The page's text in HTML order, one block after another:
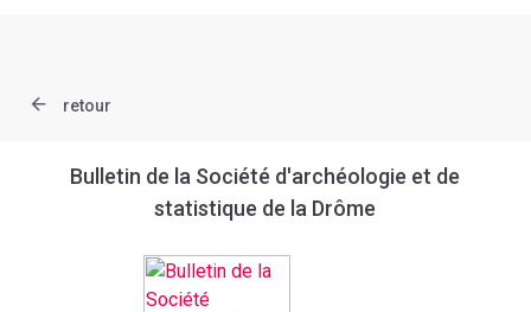
retour
Bulletin de la Société d'archéologie et de
statistique de la Drôme